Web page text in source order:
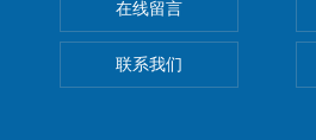
在线留言
联系我们